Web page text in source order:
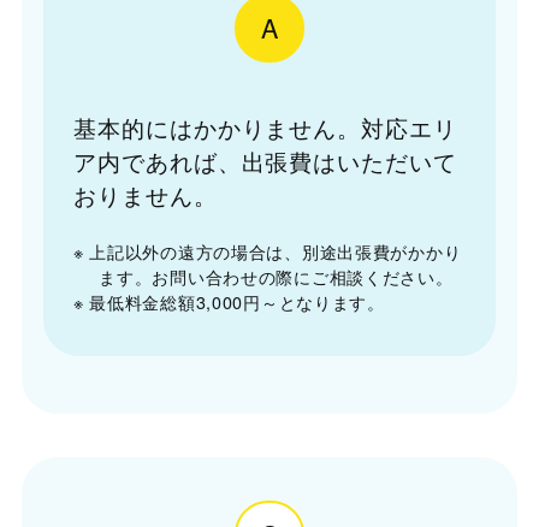
A
基本的にはかかりません。対応エリ
ア内であれば、出張費はいただいて
おりません。
※ 上記以外の遠方の場合は、別途出張費がかかり
ます。お問い合わせの際にご相談ください。
※ 最低料金総額3,000円～となります。